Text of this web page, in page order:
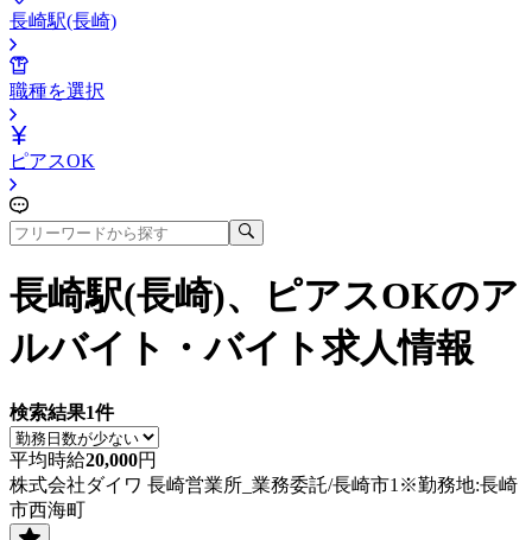
長崎駅(長崎)
職種を選択
ピアスOK
長崎駅(長崎)、ピアスOKのア
ルバイト・バイト求人情報
検索結果1件
平均時給20,000円
株式会社ダイワ 長崎営業所_業務委託/長崎市1※勤務地:長崎
市西海町